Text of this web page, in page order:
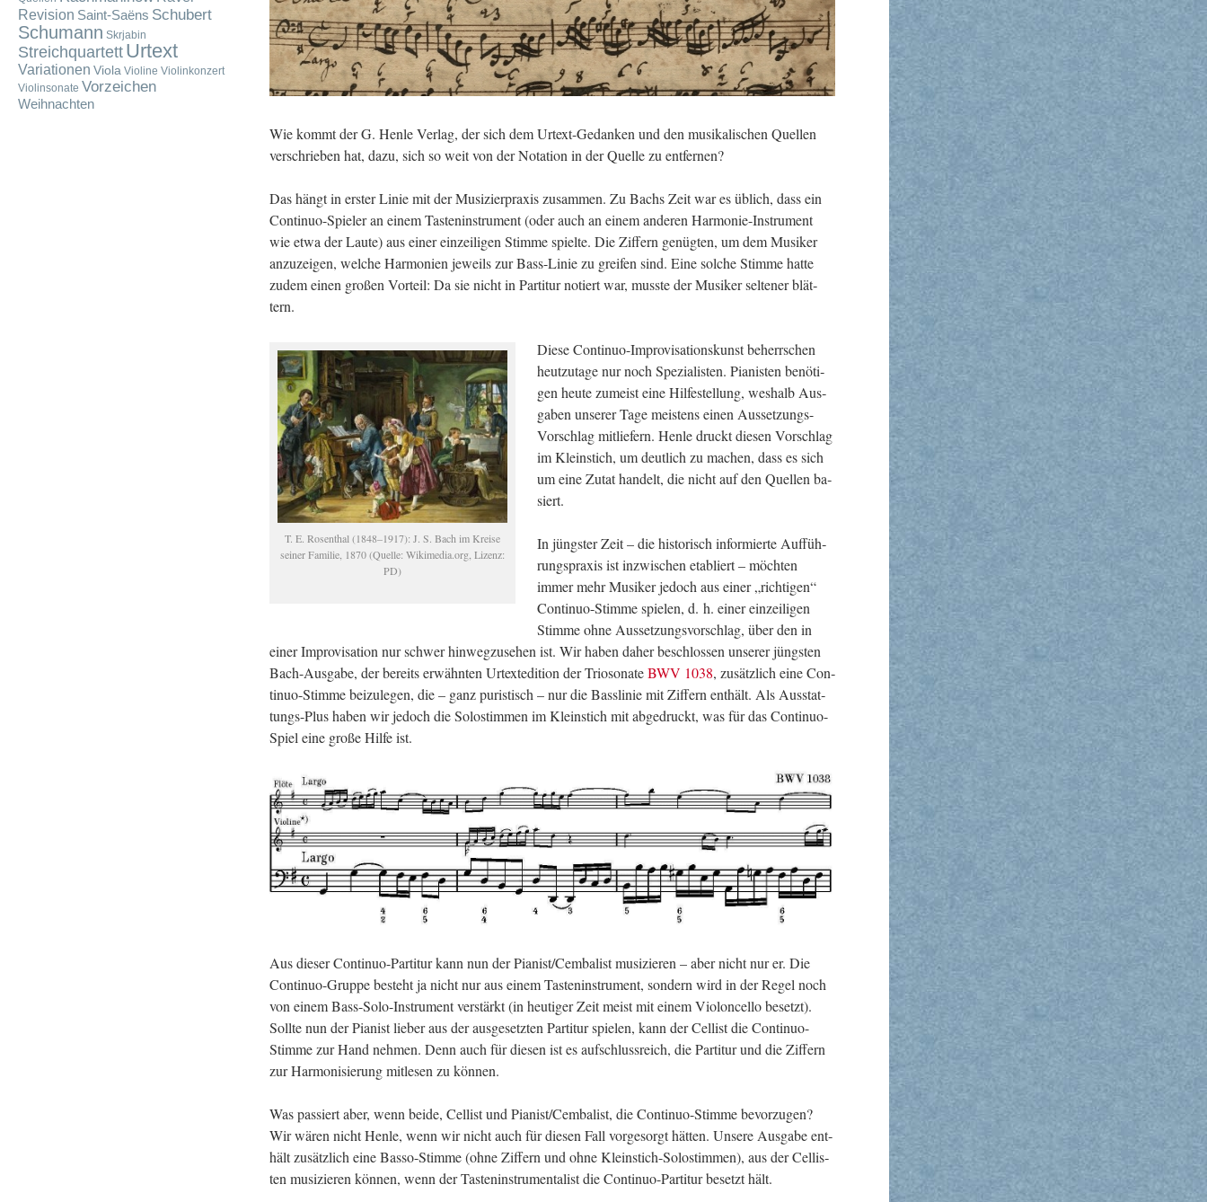
Wie kommt der G. Henle Ver­lag, der sich dem Ur­text-Ge­dan­ken und den mu­si­ka­li­schen Quel­len
ver­schrie­ben hat, dazu, sich so weit von der No­ta­ti­on in der Quel­le zu ent­fer­nen?
Das hängt in ers­ter Linie mit der Mu­si­zier­pra­xis zu­sam­men. Zu Bachs Zeit war es üb­lich, dass ein
Con­ti­nuo-Spie­ler an einem Tas­ten­in­stru­ment (oder auch an einem an­de­ren Har­mo­nie-In­stru­ment
wie etwa der Laute) aus einer ein­zei­li­gen Stim­me spiel­te. Die Zif­fern ge­nüg­ten, um dem Mu­si­ker
an­zu­zei­gen, wel­che Har­mo­ni­en je­weils zur Bass-Li­nie zu grei­fen sind. Eine sol­che Stim­me hatte
zudem einen gro­ßen Vor­teil: Da sie nicht in Par­ti­tur no­tiert war, muss­te der Mu­si­ker sel­te­ner blät­
tern.
T. E. Ro­sen­thal (1848–1917): J. S. Bach im Krei­se
sei­ner Fa­mi­lie, 1870 (Quel­le: Wi­ki­me­dia.org, Li­zenz:
PD)
Diese Con­ti­nuo-Im­pro­vi­sa­ti­ons­kunst be­herr­schen
heut­zu­ta­ge nur noch Spe­zia­lis­ten. Pia­nis­ten be­nö­ti­
gen heute zu­meist eine Hil­fe­stel­lung, wes­halb Aus­
ga­ben un­se­rer Tage meis­tens einen Aus­set­zungs-
Vor­schlag mit­lie­fern. Henle druckt die­sen Vor­schlag
im Klein­stich, um deut­lich zu ma­chen, dass es sich
um eine Zutat han­delt, die nicht auf den Quel­len ba­
siert.
In jüngs­ter Zeit – die his­to­risch in­for­mier­te Auf­füh­
rungs­pra­xis ist in­zwi­schen eta­bliert – möch­ten
immer mehr Mu­si­ker je­doch aus einer „rich­ti­gen“
Con­ti­nuo-Stim­me spie­len, d. h. einer ein­zei­li­gen
Stim­me ohne Aus­set­zungs­vor­schlag, über den in
einer Im­pro­vi­sa­ti­on nur schwer hin­weg­zu­se­hen ist. Wir haben daher be­schlos­sen un­se­rer jüngs­ten
Bach-Aus­ga­be, der be­reits er­wähn­ten Ur­text­edi­ti­on der Trio­so­na­teBWV 1038, zu­sätz­lich eine Con­
ti­nuo-Stim­me bei­zu­le­gen, die – ganz pu­ris­tisch – nur die Bass­li­nie mit Zif­fern ent­hält. Als Aus­stat­
tungs-Plus haben wir je­doch die So­lo­stim­men im Klein­stich mit ab­ge­druckt, was für das Con­ti­nuo-
Spiel eine große Hilfe ist.
Aus die­ser Con­ti­nuo-Par­ti­tur kann nun der Pia­nist/Cem­ba­list mu­si­zie­ren – aber nicht nur er. Die
Con­ti­nuo-Grup­pe be­steht ja nicht nur aus einem Tas­ten­in­stru­ment, son­dern wird in der Regel noch
von einem Bass-So­lo-In­stru­ment ver­stärkt (in heu­ti­ger Zeit meist mit einem Vio­lon­cel­lo be­setzt).
Soll­te nun der Pia­nist lie­ber aus der aus­ge­setz­ten Par­ti­tur spie­len, kann der Cel­list die Con­ti­nuo-
Stim­me zur Hand neh­men. Denn auch für die­sen ist es auf­schluss­reich, die Par­ti­tur und die Zif­fern
zur Har­mo­ni­sie­rung mit­le­sen zu kön­nen.
Was pas­siert aber, wenn beide, Cel­list und Pia­nist/Cem­ba­list, die Con­ti­nuo-Stim­me be­vor­zu­gen?
Wir wären nicht Henle, wenn wir nicht auch für die­sen Fall vor­ge­sorgt hät­ten. Un­se­re Aus­ga­be ent­
hält zu­sätz­lich eine Bas­so-Stim­me (ohne Zif­fern und ohne Klein­stich-So­lo­stim­men), aus der Cel­lis­
ten mu­si­zie­ren kön­nen, wenn der Tas­ten­in­stru­men­ta­list die Con­ti­nuo-Par­ti­tur be­setzt hält.
Revision Saint-Saëns Schubert
Schumann Skrjabin
Streichquartett Urtext
Variationen Viola Violine Violinkonzert
Violinsonate Vorzeichen
Weihnachten